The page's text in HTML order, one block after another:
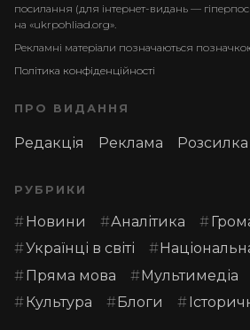
посилання (для інтернет-видань —
на «ukrpohliad.org».
Рекламні матеріали позначаються
Політика конфіденційності
ПРО ВИДАННЯ
Редакція Реклама Розсилка
РУБРИКИ
Новини Аналітика
Українці в світі
Пряма мова
Мультимедіа
Культура
Блоги